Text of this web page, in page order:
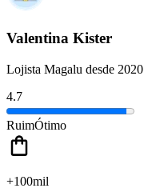
Valentina Kister
Lojista Magalu desde 2020
4.7
RuimÓtimo
+100mil